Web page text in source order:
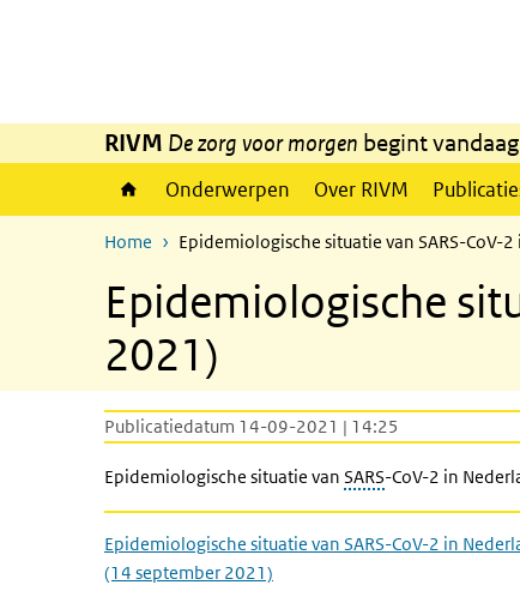
RIVM De zorg voor morgen begint vandaag
Onderwerpen Over RIVM
Home Epidemiologische situatie van SARS-
Epidemiologische
2021)
Publicatiedatum 14-09-2021 | 14:25
Epidemiologische situatie van SARS-CoV-2 in
Epidemiologische situatie van SARS-CoV-2 in
(14 september 2021)